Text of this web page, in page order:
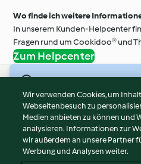
Wo finde ich weitere
In unserem Kunden-Helpcenter
Fragen rund um Cookidoo® und
Zum Helpcenter
Nutzungsbedingungen
Datenschutzrichtlinien
Disclaimer
Impressum
Wir verwenden Cookies, um
Webseitenbesuch zu
Medien anbieten zu können und
analysieren. Informationen zur
wir außerdem an unsere Partner
Werbung und Analysen weiter.